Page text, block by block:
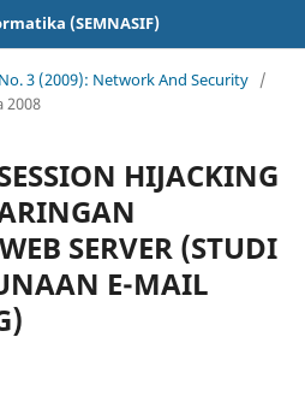
(SEMNASIF)
3 (2009): Network And Security /
2008
HIJACKING
SERVER (STUDI
E-MAIL